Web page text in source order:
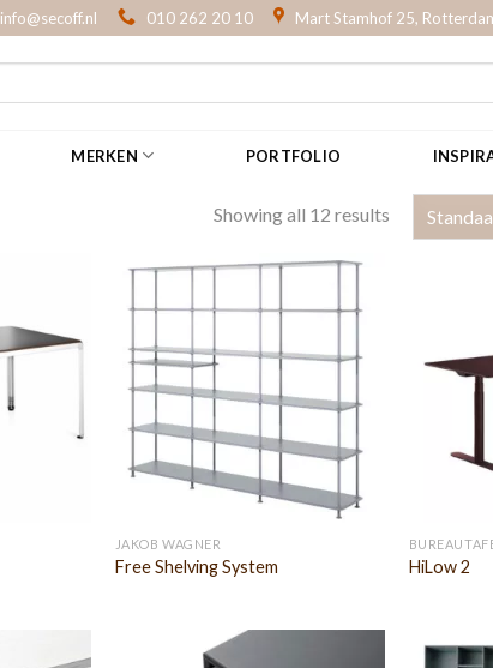
info@secoff.nl 010 262 20 10 Mart Stamhof 25,
MERKEN PORTFOLIO
Showing all 12 results
JAKOB WAGNER
Free Shelving System HiLow 2